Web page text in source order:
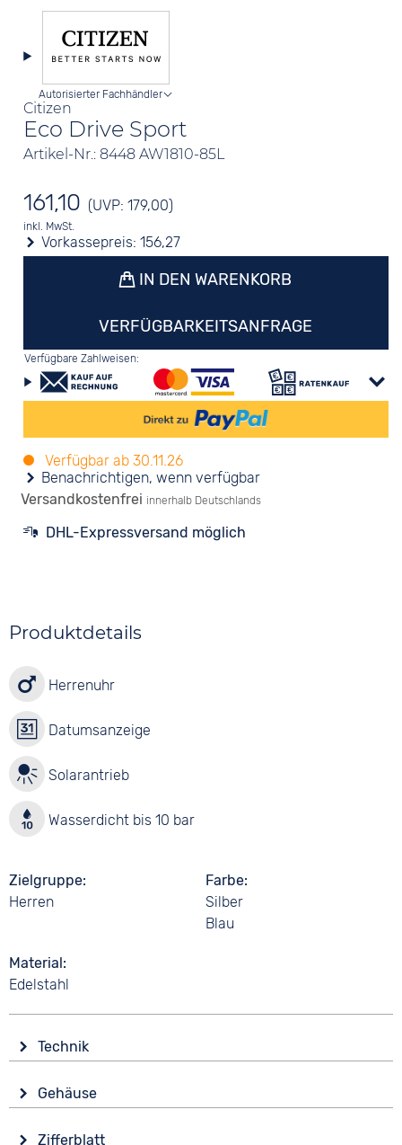
Citizen
Eco Drive Sport
Artikel-Nr.: 8448 AW1810-85L
Autorisierter Fachhändler
161,10 (UVP: 179,00)
inkl. MwSt.
Vorkassepreis:156,27
IN DEN WARENKORB
VERFÜGBARKEITSANFRAGE
Verfügbare Zahlweisen:
Verfügbar ab 30.11.26
Versandkostenfrei innerhalb Deutschlands
DHL-Expressversand möglich
Produktdetails
Herrenuhr
Datumsanzeige
Solarantrieb
Wasserdicht bis 10 bar
Zielgruppe
Herren
Farbe
Silber
Blau
Material
Edelstahl
Technik
Solar
Funktionen
Gehäuse
Zifferblatt